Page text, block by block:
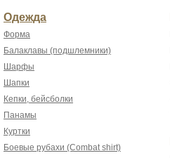
Одежда
Форма
Балаклавы (подшлемники)
Шарфы
Шапки
Кепки, бейсболки
Панамы
Куртки
Боевые рубахи (Combat shirt)